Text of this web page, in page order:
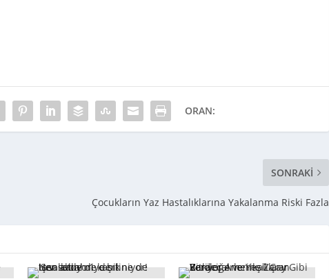
ORAN:
SONRAKI
Çocukların Yaz Hastalıklarına Yakalanma Riski Fazla